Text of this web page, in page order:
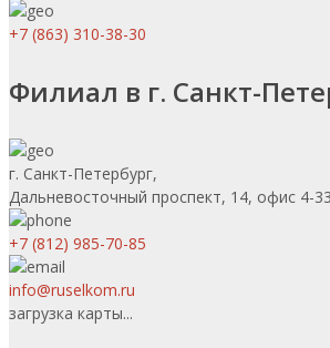
+7 (863) 310-38-30
Филиал в г. Санкт-
г. Санкт-Петербург,
Дальневосточный проспект, 14, офис 4-
+7 (812) 985-70-85
info@ruselkom.ru
загрузка карты...